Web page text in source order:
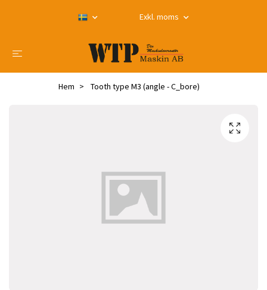
Exkl. moms
Hem Tooth type M3 (angle - C_bore)